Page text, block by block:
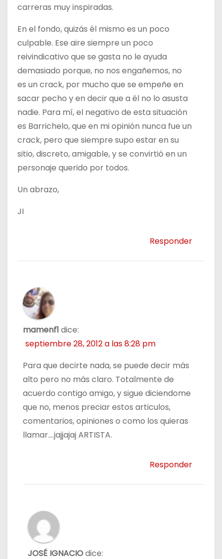
carreras muy inspiradas.
En el fondo, quizás él mismo es un poco
culpable. Ese aire siempre un poco
reivindicativo que se gasta no le ayuda
demasiado porque, no nos engañemos, no
es un crack, por mucho que se empeñe en
sacar pecho y en decir que a él no lo asusta
nadie. Para mí, el negativo de esta situación
es Barrichelo, que en mi opinión nunca fue un
crack, pero que siempre supo estar en su
sitio, discreto, amigable, y se convirtió en un
personaje querido por todos.
Un abrazo,
JI
Responder
mamenf1 dice:
septiembre 28, 2012 a las 8:28 pm
Para que decirte nada, se puede decir más
alto pero no más claro. Totalmente de
acuerdo contigo amigo, y sigue diciendome
que no, menos preciar estos articulos,
comentarios, opiniones o como los quieras
llamar….jajjajaj ARTISTA.
Responder
JOSÉ IGNACIOdice: